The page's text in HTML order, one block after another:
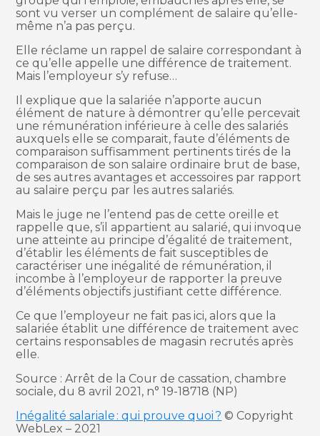
sont vu verser un complément de salaire qu’elle-
même n’a pas perçu.
Elle réclame un rappel de salaire correspondant à
ce qu’elle appelle une différence de traitement.
Mais l’employeur s’y refuse…
Il explique que la salariée n’apporte aucun
élément de nature à démontrer qu’elle percevait
une rémunération inférieure à celle des salariés
auxquels elle se comparait, faute d’éléments de
comparaison suffisamment pertinents tirés de la
comparaison de son salaire ordinaire brut de base,
de ses autres avantages et accessoires par rapport
au salaire perçu par les autres salariés.
Mais le juge ne l’entend pas de cette oreille et
rappelle que, s’il appartient au salarié, qui invoque
une atteinte au principe d’égalité de traitement,
d’établir les éléments de fait susceptibles de
caractériser une inégalité de rémunération, il
incombe à l’employeur de rapporter la preuve
d’éléments objectifs justifiant cette différence.
Ce que l’employeur ne fait pas ici, alors que la
salariée établit une différence de traitement avec
certains responsables de magasin recrutés après
elle.
Source : Arrêt de la Cour de cassation, chambre
sociale, du 8 avril 2021, n° 19-18718 (NP)
Inégalité salariale : qui prouve quoi ? © Copyright
WebLex – 2021